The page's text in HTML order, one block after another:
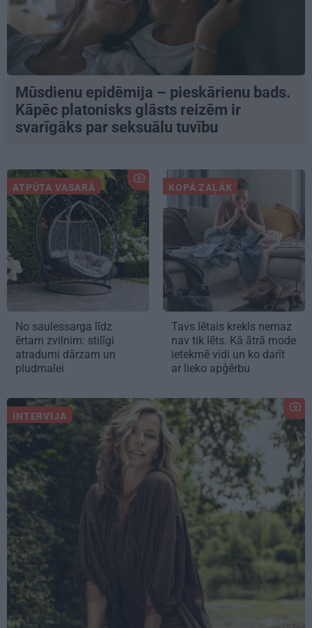
Mūsdienu epidēmija – pieskārienu bads.
Kāpēc platonisks glāsts reizēm ir
svarīgāks par seksuālu tuvību
ATPŪTA VASARĀ
No saulessarga līdz
ērtam zvilnim: stilīgi
atradumi dārzam un
pludmalei
KOPĀ ZAĻĀK
Tavs lētais krekls nemaz
nav tik lēts. Kā ātrā mode
ietekmē vidi un ko darīt
ar lieko apģērbu
INTERVIJA